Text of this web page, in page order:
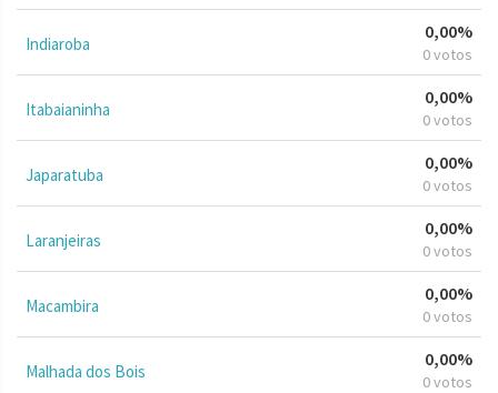
Indiaroba
0,00%
0 votos
Itabaianinha
0,00%
0 votos
Japaratuba
0,00%
0 votos
Laranjeiras
0,00%
0 votos
Macambira
0,00%
0 votos
Malhada dos Bois
0,00%
0 votos